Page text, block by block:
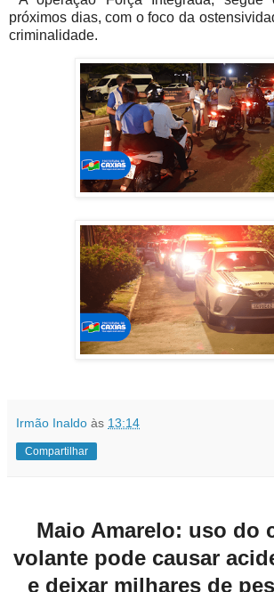
próximos dias, com o foco da
criminalidade.
Irmão Inaldo às 13:14
Compartilhar
Maio Amarelo: uso do
volante pode causar
e deixar milhares de